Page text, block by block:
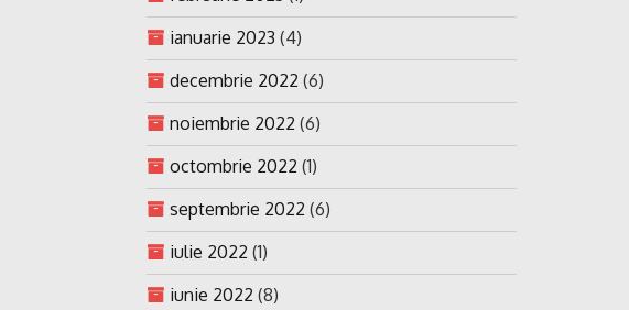
ianuarie 2023 (4)
decembrie 2022 (6)
noiembrie 2022 (6)
octombrie 2022 (1)
septembrie 2022 (6)
iulie 2022 (1)
iunie 2022 (8)